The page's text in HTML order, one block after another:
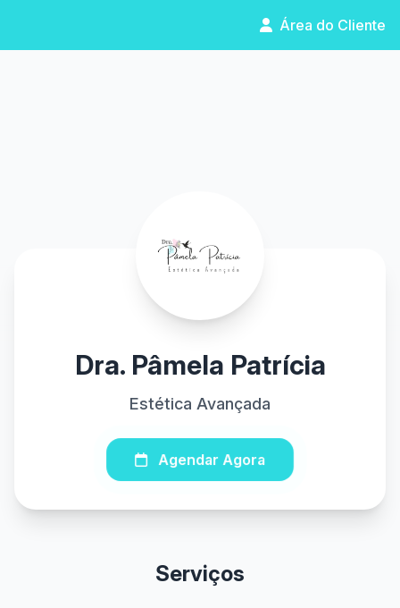
Área do Cliente
Dra. Pâmela Patrícia
Estética Avançada
Agendar Agora
Serviços